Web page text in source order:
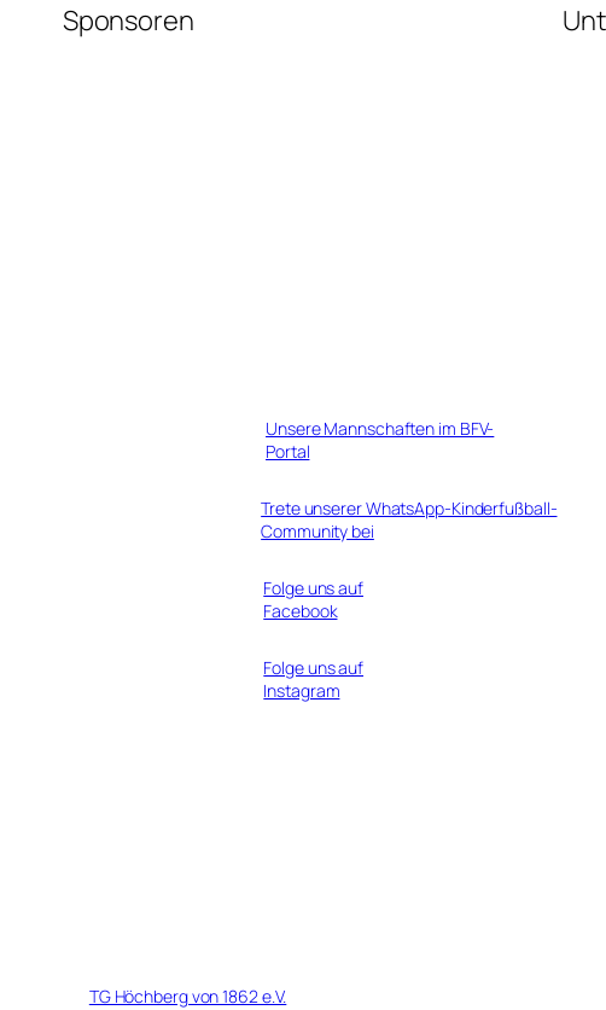
Sponsoren
Unsere Mannschaften im BFV-
Portal
Trete unserer WhatsApp-Kinderfußball-
Community bei
Folge uns auf
Facebook
Folge uns auf
Instagram
TG Höchberg von 1862 e.V.